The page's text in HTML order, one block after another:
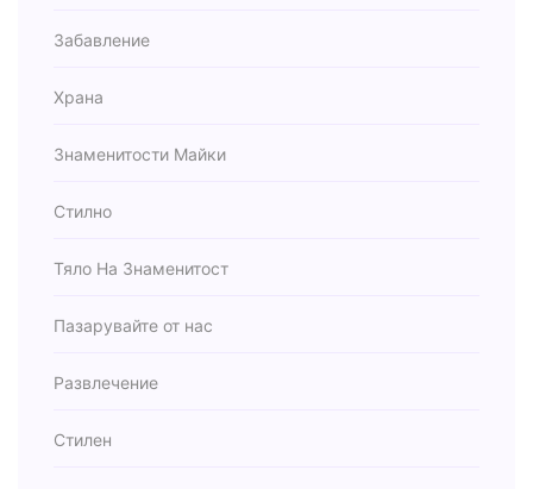
Забавление
Храна
Знаменитости Майки
Стилно
Тяло На Знаменитост
Пазарувайте от нас
Развлечение
Стилен